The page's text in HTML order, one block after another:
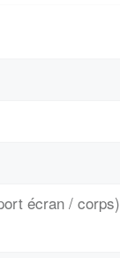
écran / corps)